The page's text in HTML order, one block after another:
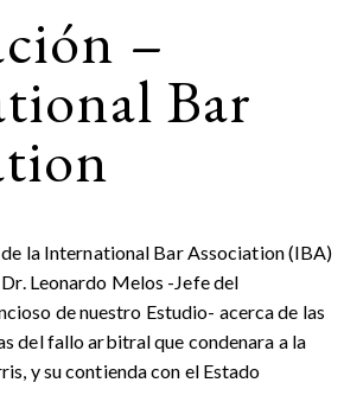
–
Bar
la International Bar Association (IBA)
Leonardo Melos -Jefe del
de nuestro Estudio- acerca de las
del fallo arbitral que condenara a la
y su contienda con el Estado